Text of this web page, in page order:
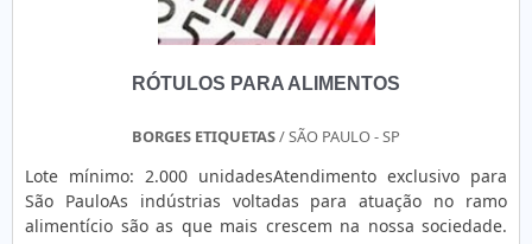
com o cliente; Entre outras vantagens. DESTAQUE EM
INOVAÇÃO E COMPROMETIMENTO COM A PRODUÇÃO DE
Etiquetas Ltda. - EPP é uma dedicada e comprometida
segmento de etiquetas e acessórios para indústrias têxteis,
magazines, fabricantes de produtos de limpeza, indústria
alimentícia, hipermercados e outros.
RÓTULOS PARA ALIMENTOS
BORGES ETIQUETAS/ SÃO PAULO - SP
Lote mínimo: 2.000 unidadesAtendimento exclusivo para
São PauloAs indústrias voltadas para atuação no ramo
alimentício são as que mais crescem na nossa sociedade.